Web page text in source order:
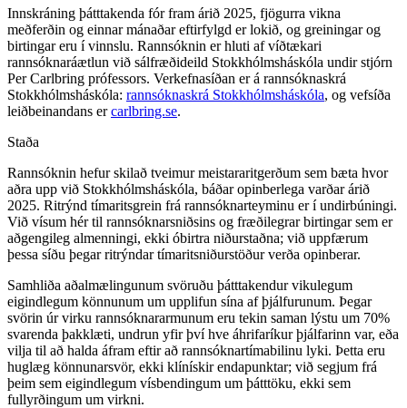
Innskráning þátttakenda fór fram árið 2025, fjögurra vikna
meðferðin og einnar mánaðar eftirfylgd er lokið, og greiningar og
birtingar eru í vinnslu. Rannsóknin er hluti af víðtækari
rannsóknaráætlun við sálfræðideild Stokkhólmsháskóla undir stjórn
Per Carlbring prófessors. Verkefnasíðan er á rannsóknaskrá
Stokkhólmsháskóla: rannsóknaskrá Stokkhólmsháskóla, og vefsíða
leiðbeinandans ercarlbring.se.
Staða
Rannsóknin hefur skilað tveimur meistararitgerðum sem bæta hvor
aðra upp við Stokkhólmsháskóla, báðar opinberlega varðar árið
2025. Ritrýnd tímaritsgrein frá rannsóknarteyminu er í undirbúningi.
Við vísum hér til rannsóknarsniðsins og fræðilegrar birtingar sem er
aðgengileg almenningi, ekki óbirtra niðurstaðna; við uppfærum
þessa síðu þegar ritrýndar tímaritsniðurstöður verða opinberar.
Samhliða aðalmælingunum svöruðu þátttakendur vikulegum
eigindlegum könnunum um upplifun sína af þjálfurunum. Þegar
svörin úr virku rannsóknararmunum eru tekin saman lýstu um 70%
svarenda þakklæti, undrun yfir því hve áhrifaríkur þjálfarinn var, eða
vilja til að halda áfram eftir að rannsóknartímabilinu lyki. Þetta eru
huglæg könnunarsvör, ekki klínískir endapunktar; við segjum frá
þeim sem eigindlegum vísbendingum um þátttöku, ekki sem
fullyrðingum um virkni.